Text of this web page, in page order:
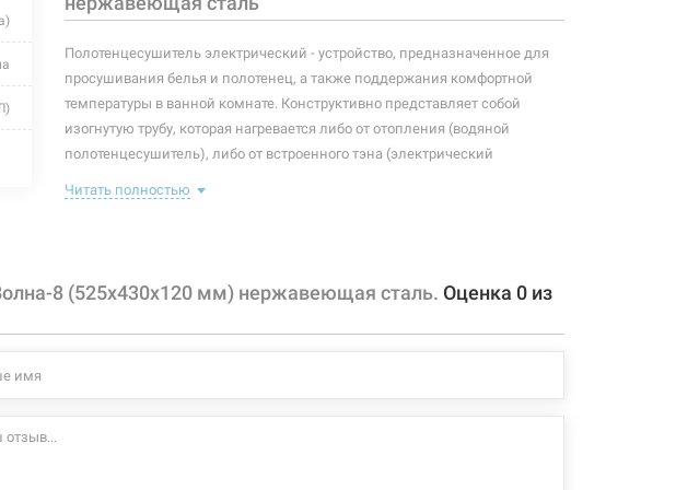
Полотенцесушитель электрический - устройство, предназначенное для
просушивания белья и полотенец, а также поддержания комфортной
температуры в ванной комнате. Конструктивно представляет собой
изогнутую трубу, которая нагревается либо от отопления (водяной
полотенцесушитель), либо от встроенного тэна (электрический
полотенцесушитель станет незаменимым элементом интерьера.
производителем изменения, магазин ответственности не несет.
Читать полностью
8 (525х430х120 мм) нержавеющая сталь. Оценка 0 из